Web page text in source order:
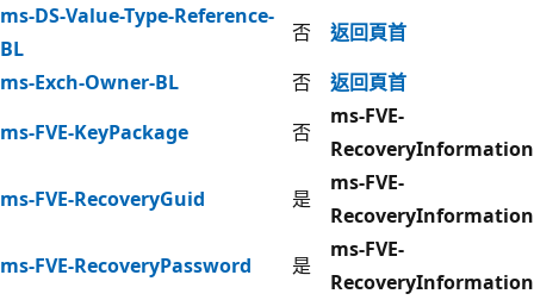
ms-DS-Value-Type-Reference-
BL
否
返回頁首
ms-Exch-Owner-BL
否
返回頁首
ms-FVE-KeyPackage
否
ms-FVE-
RecoveryInformation
ms-FVE-RecoveryGuid
是
ms-FVE-
RecoveryInformation
ms-FVE-RecoveryPassword
是
ms-FVE-
RecoveryInformation